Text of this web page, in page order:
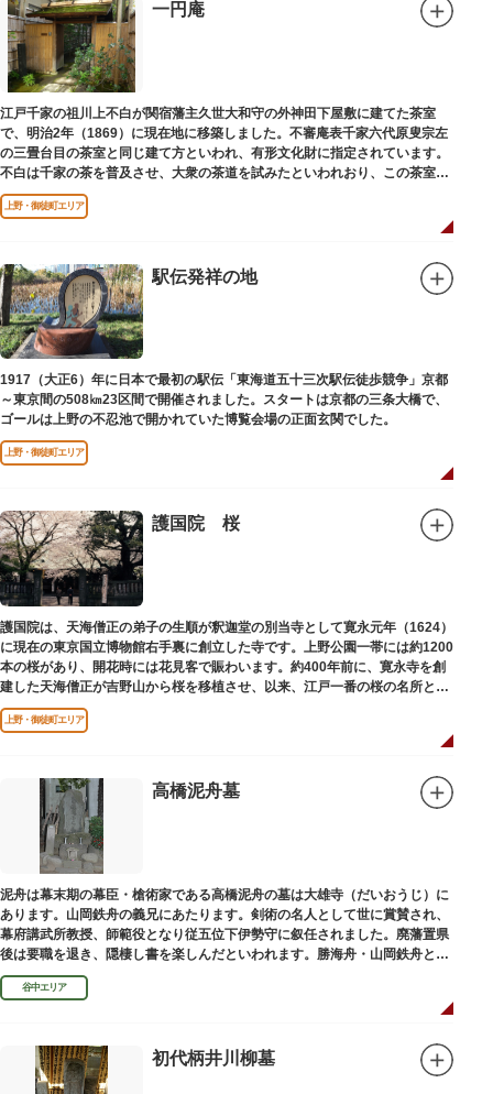
一円庵
江戸千家の祖川上不白が関宿藩主久世大和守の外神田下屋敷に建てた茶室
で、明治2年（1869）に現在地に移築しました。不審庵表千家六代原叟宗左
の三畳台目の茶室と同じ建て方といわれ、有形文化財に指定されています。
不白は千家の茶を普及させ、大衆の茶道を試みたといわれおり、この茶室は
江戸千家を広める拠点となりました。
上野・御徒町エリア
駅伝発祥の地
1917（大正6）年に日本で最初の駅伝「東海道五十三次駅伝徒歩競争」京都
～東京間の508㎞23区間で開催されました。スタートは京都の三条大橋で、
ゴールは上野の不忍池で開かれていた博覧会場の正面玄関でした。
上野・御徒町エリア
護国院 桜
護国院は、天海僧正の弟子の生順が釈迦堂の別当寺として寛永元年（1624）
に現在の東京国立博物館右手裏に創立した寺です。上野公園一帯には約1200
本の桜があり、開花時には花見客で賑わいます。約400年前に、寛永寺を創
建した天海僧正が吉野山から桜を移植させ、以来、江戸一番の桜の名所とし
て今日に及んでいます。
上野・御徒町エリア
高橋泥舟墓
泥舟は幕末期の幕臣・槍術家である高橋泥舟の墓は大雄寺（だいおうじ）に
あります。山岡鉄舟の義兄にあたります。剣術の名人として世に賞賛され、
幕府講武所教授、師範役となり従五位下伊勢守に叙任されました。廃藩置県
後は要職を退き、隠棲し書を楽しんだといわれます。勝海舟・山岡鉄舟と共
に幕末の三舟といわれています。
谷中エリア
初代柄井川柳墓